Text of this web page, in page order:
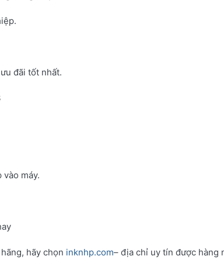
đãi tốt nhất.
máy.
hãy chọn inknhp.com– địa chỉ uy tín được hàng